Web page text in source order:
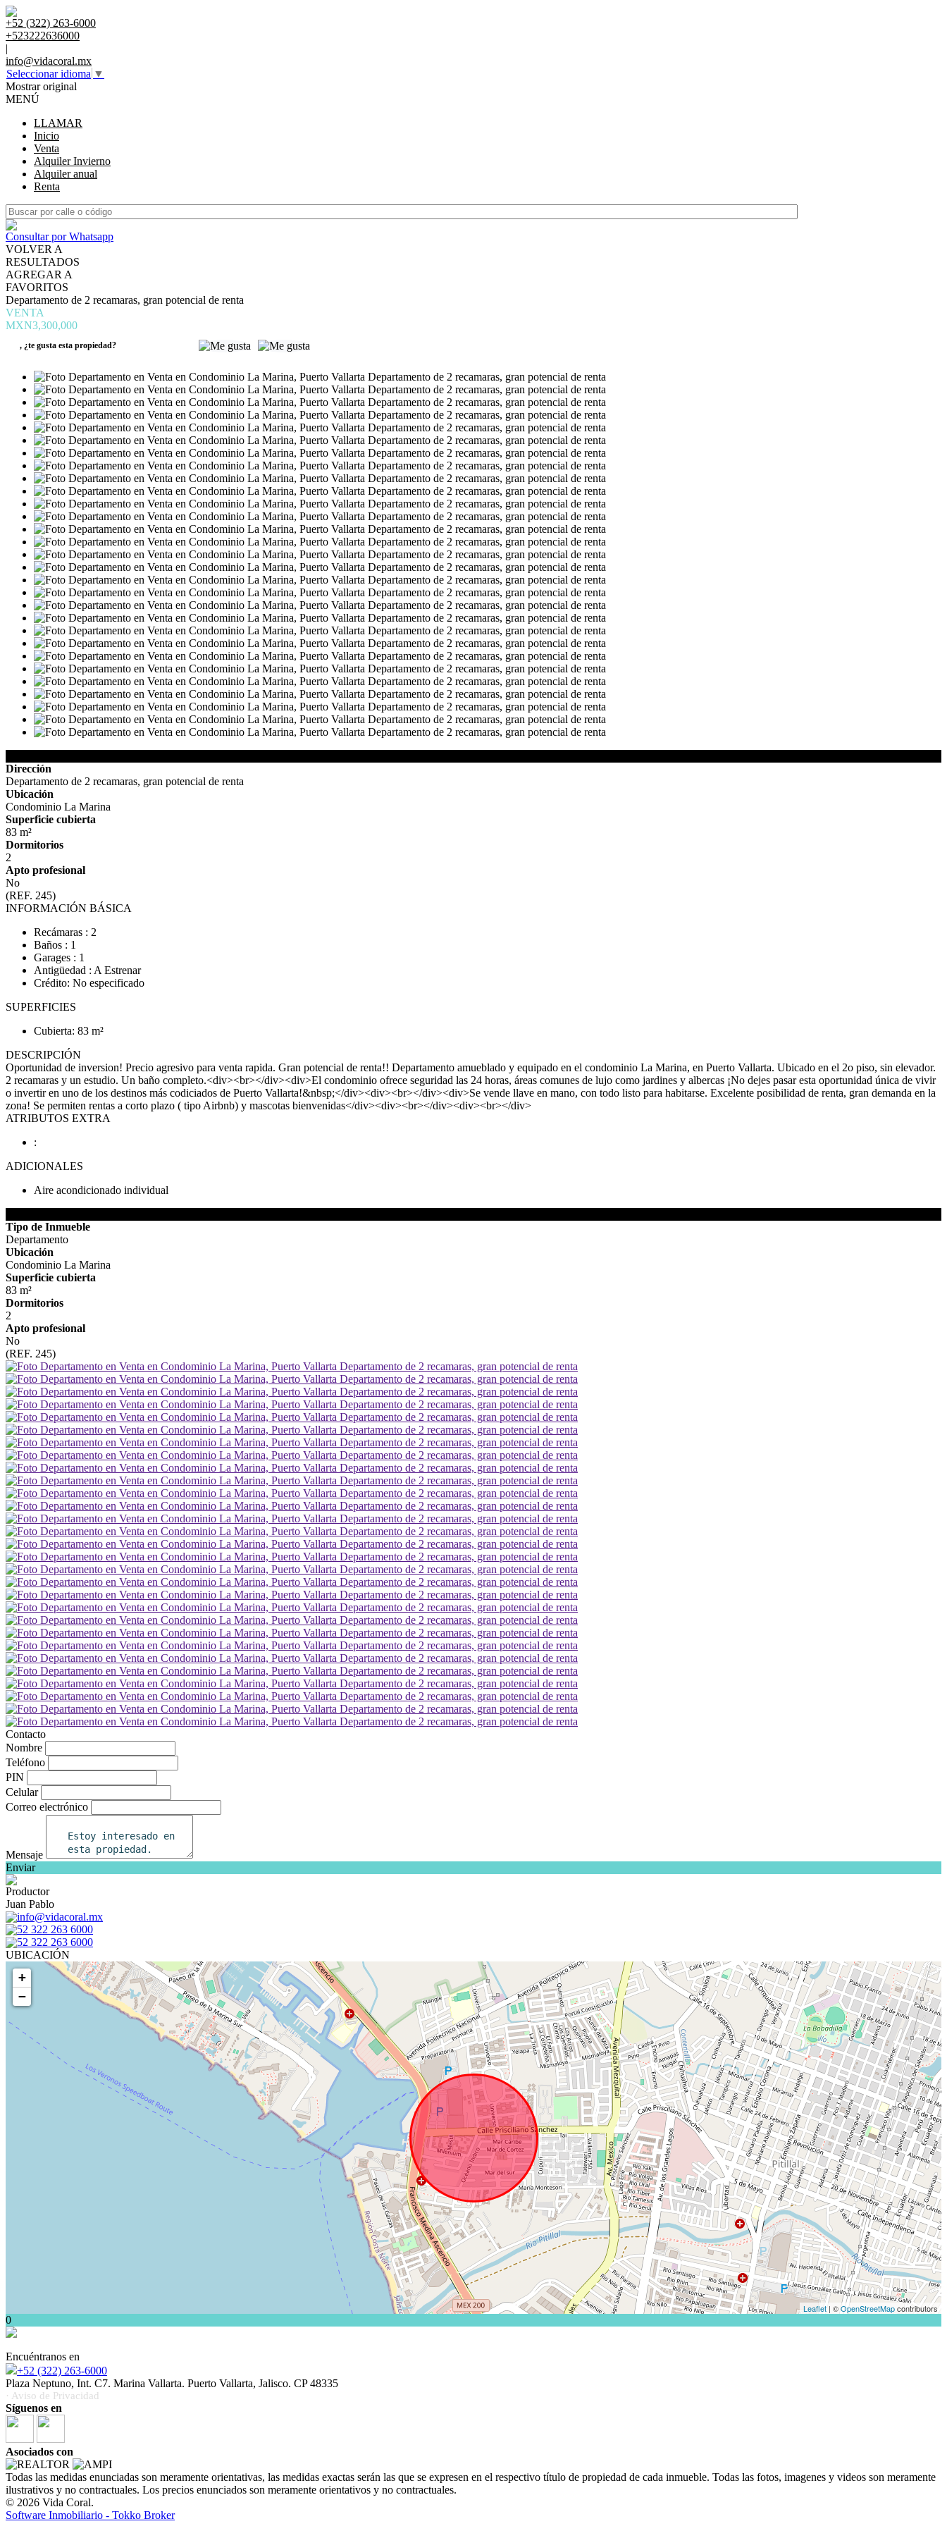
+52 (322) 263-6000
+523222636000
|
info@vidacoral.mx
Seleccionar idioma ▼
Mostrar original
MENÚ
LLAMAR
Inicio
Venta
Alquiler Invierno
Alquiler anual
Renta
Consultar por Whatsapp
VOLVER A
RESULTADOS
AGREGAR A
FAVORITOS
Departamento de 2 recamaras, gran potencial de renta
VENTA
MXN3,300,000
, ¿te gusta esta propiedad?
Dirección
Departamento de 2 recamaras, gran potencial de renta
Ubicación
Condominio La Marina
Superficie cubierta
83 m²
Dormitorios
2
Apto profesional
No
(REF. 245)
INFORMACIÓN BÁSICA
Recámaras : 2
Baños : 1
Garages : 1
Antigüedad : A Estrenar
Crédito: No especificado
SUPERFICIES
Cubierta: 83 m²
DESCRIPCIÓN
Oportunidad de inversion! Precio agresivo para venta rapida. Gran potencial de renta!! Departamento amueblado y equipado en el condominio La Marina, en Puerto Vallarta. Ubicado en el 2o piso, sin elevador.
2 recamaras y un estudio. Un baño completo.<div><br></div><div>El condominio ofrece seguridad las 24 horas, áreas comunes de lujo como jardines y albercas ¡No dejes pasar esta oportunidad única de vivir
o invertir en uno de los destinos más codiciados de Puerto Vallarta!&nbsp;</div><div><br></div><div>Se vende llave en mano, con todo listo para habitarse. Excelente posibilidad de renta, gran demanda en la
zona! Se permiten rentas a corto plazo ( tipo Airbnb) y mascotas bienvenidas</div><div><br></div><div><br></div>
ATRIBUTOS EXTRA
:
ADICIONALES
Aire acondicionado individual
Tipo de Inmueble
Departamento
Ubicación
Condominio La Marina
Superficie cubierta
83 m²
Dormitorios
2
Apto profesional
No
(REF. 245)
Contacto
Nombre
Teléfono
PIN
Celular
Correo electrónico
Mensaje
Enviar
Productor
Juan Pablo
info@vidacoral.mx
52 322 263 6000
52 322 263 6000
UBICACIÓN
+
−
Leaflet | ©OpenStreetMapcontributors
0
Encuéntranos en
+52 (322) 263-6000
Plaza Neptuno, Int. C7. Marina Vallarta. Puerto Vallarta, Jalisco. CP 48335
· Aviso de Privacidad
Síguenos en
Asociados con
Todas las medidas enunciadas son meramente orientativas, las medidas exactas serán las que se expresen en el respectivo título de propiedad de cada inmueble. Todas las fotos, imagenes y videos son meramente
ilustrativos y no contractuales. Los precios enunciados son meramente orientativos y no contractuales.
© 2026 Vida Coral.
Software Inmobiliario - Tokko Broker